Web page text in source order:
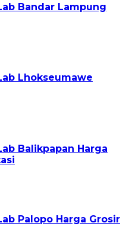
Bandar Lampung
Lhokseumawe
Balikpapan Harga
Palopo Harga Grosir